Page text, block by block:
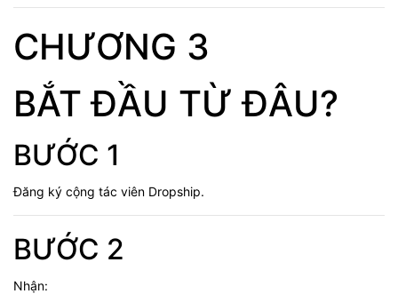
CHƯƠNG 3
BẮT ĐẦU TỪ ĐÂU?
BƯỚC 1
Đăng ký cộng tác viên Dropship.
BƯỚC 2
Nhận: